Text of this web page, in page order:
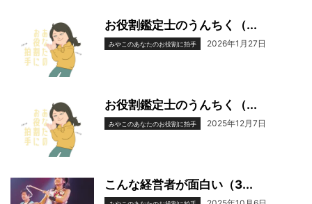
お役割鑑定士のうんちく（...
みやこのあなたのお役割に拍手 2026年1月27日
お役割鑑定士のうんちく（...
みやこのあなたのお役割に拍手 2025年12月7日
こんな経営者が面白い（3...